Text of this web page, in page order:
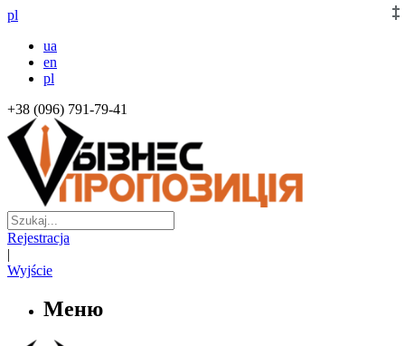
pl
ua
en
pl
+38 (096) 791-79-41
Rejestracja
|
Wyjście
Меню